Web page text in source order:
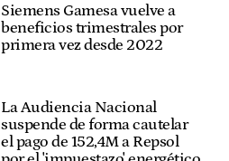
Siemens Gamesa vuelve a
beneficios trimestrales por
primera vez desde 2022
La Audiencia Nacional
suspende de forma cautelar
el pago de 152,4M a Repsol